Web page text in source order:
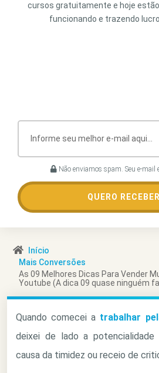
cursos gratuitamente e hoje
funcionando e trazendo
Não enviamos spam. Seu e-mail
QUERO
Início
Mais Conversões
As 09 Melhores Dicas Para Vender
Youtube (A dica 09 quase ninguém
Quando comecei a trabalhar
deixei de lado a
causa da timidez ou receio de